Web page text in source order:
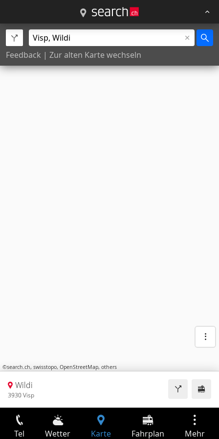
Feedback | Zur alten Karte wechseln
©search.ch, swisstopo, OpenStreetMap, others
Wildi
3930 Visp
Tel Wetter Karte Fahrplan Mehr